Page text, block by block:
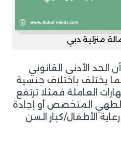
منزلية دبي
الحد الأدنى القانوني
يختلف باختلاف جنسية
العاملة فمثلا ترتفع
الطهي المتخصص أو إجادة
الأطفال/كبار السن